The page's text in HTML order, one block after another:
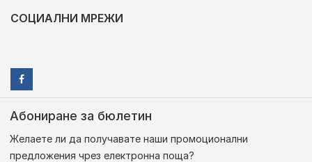
СОЦИАЛНИ МРЕЖИ
Абониране за бюлетин
Желаете ли да получавате наши промоционални
предложения чрез електронна поща?